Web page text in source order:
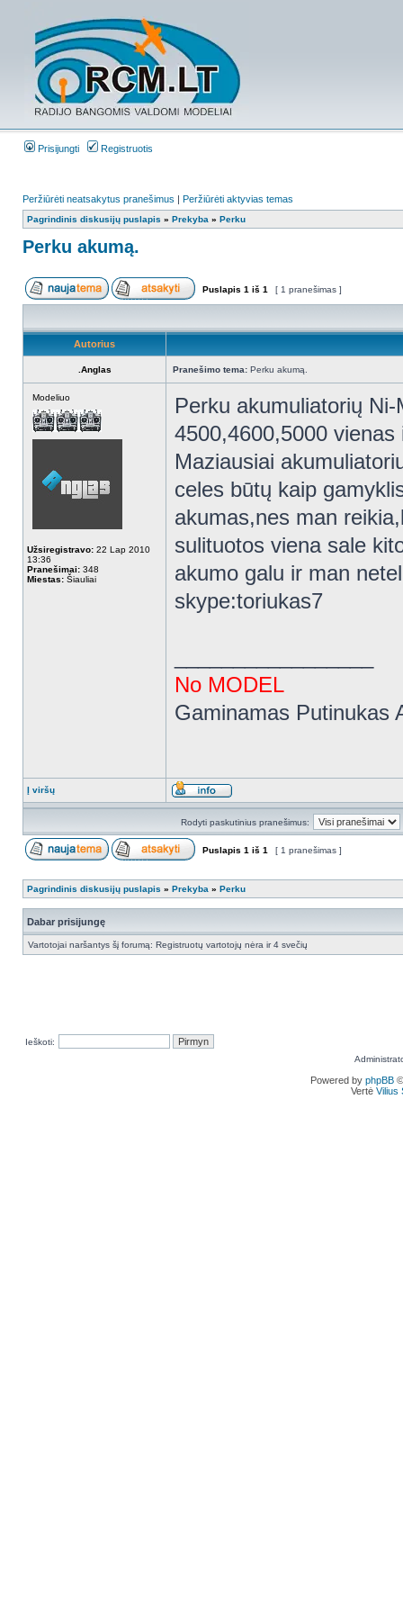
Prisijungti Registruotis
Peržiūrėti neatsakytus pranešimus | Peržiūrėti aktyvias temas
Pagrindinis diskusijų puslapis » Prekyba » Perku
Perku akumą.
Puslapis 1 iš 1 [ 1 pranešimas ]
Autorius
.Anglas Pranešimo tema: Perku akumą.
Modeliuo
Užsiregistravo: 22 Lap 2010
13:36
Pranešimai: 348
Miestas: Šiauliai
Perku akumuliatorių
4500,4600,5000
Maziausiai
celes būtų kaip
akumas,nes man
sulituotos viena sale
akumo galu ir man
skype:toriukas7
No MODEL
Gaminamas Putinukas
Į viršų
Rodyti paskutinius pranešimus:
Puslapis 1 iš 1 [ 1 pranešimas ]
Pagrindinis diskusijų puslapis » Prekyba » Perku
Dabar prisijungę
Vartotojai naršantys šį forumą: Registruotų vartotojų nėra ir 4 svečių
Ieškoti:
Powered by phpBB
Vertė Vilius